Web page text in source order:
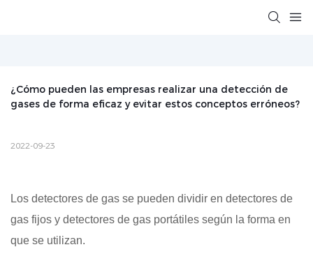
¿Cómo pueden las empresas realizar una detección de
gases de forma eficaz y evitar estos conceptos erróneos?
2022-09-23
Los detectores de gas se pueden dividir en detectores de
gas fijos y detectores de gas portátiles según la forma en
que se utilizan.